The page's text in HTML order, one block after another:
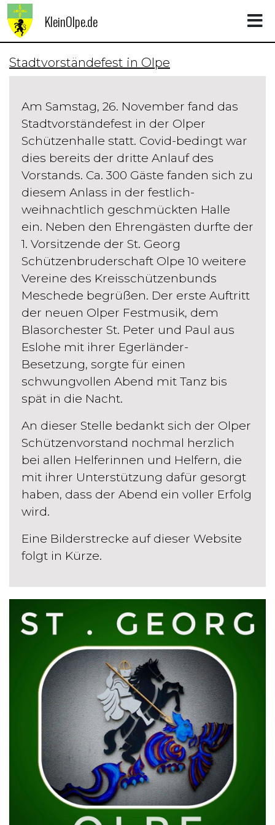
KleinOlpe.de
Stadtvorständefest in Olpe
Am Samstag, 26. November fand das
Stadtvorständefest in der Olper
Schützenhalle statt. Covid-bedingt war
dies bereits der dritte Anlauf des
Vorstands. Ca. 300 Gäste fanden sich zu
diesem Anlass in der festlich-
weihnachtlich geschmückten Halle
ein. Neben den Ehrengästen durfte der
1. Vorsitzende der St. Georg
Schützenbruderschaft Olpe 10 weitere
Vereine des Kreisschützenbunds
Meschede begrüßen. Der erste Auftritt
der neuen Olper Festmusik, dem
Blasorchester St. Peter und Paul aus
Eslohe mit ihrer Egerländer-
Besetzung, sorgte für einen
schwungvollen Abend mit Tanz bis
spät in die Nacht.
An dieser Stelle bedankt sich der Olper
Schützenvorstand nochmal herzlich
bei allen Helferinnen und Helfern, die
mit ihrer Unterstützung dafür gesorgt
haben, dass der Abend ein voller Erfolg
wird.
Eine Bilderstrecke auf dieser Website
folgt in Kürze.